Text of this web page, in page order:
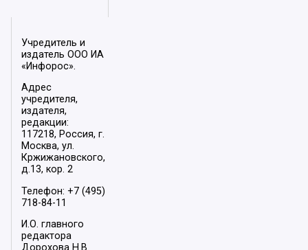
Учредитель и
издатель ООО ИА
«Инфорос».
Адрес
учредителя,
издателя,
редакции:
117218, Россия, г.
Москва, ул.
Кржижановского,
д.13, кор. 2
Телефон: +7 (495)
718-84-11
И.О. главного
редактора
Дорохова Н.В.